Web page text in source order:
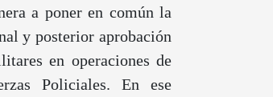
a poner en común la
y posterior aprobación
en operaciones de
Policiales. En ese